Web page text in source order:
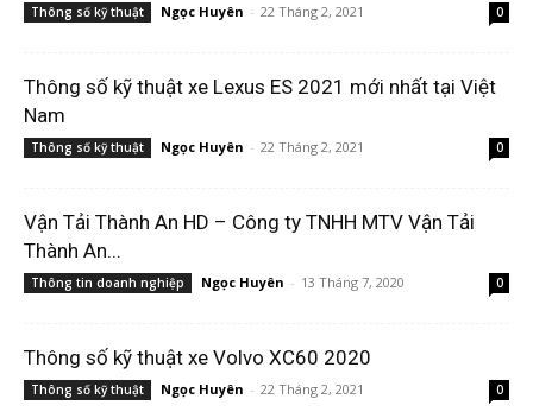
Thông số kỹ thuật Ngọc Huyên - 22 Tháng 2, 2021 0
Thông số kỹ thuật xe Lexus ES 2021 mới nhất tại Việt
Nam
Thông số kỹ thuật Ngọc Huyên - 22 Tháng 2, 2021 0
Vận Tải Thành An HD – Công ty TNHH MTV Vận Tải
Thành An...
Thông tin doanh nghiệp Ngọc Huyên - 13 Tháng 7, 2020 0
Thông số kỹ thuật xe Volvo XC60 2020
Thông số kỹ thuật Ngọc Huyên - 22 Tháng 2, 2021 0